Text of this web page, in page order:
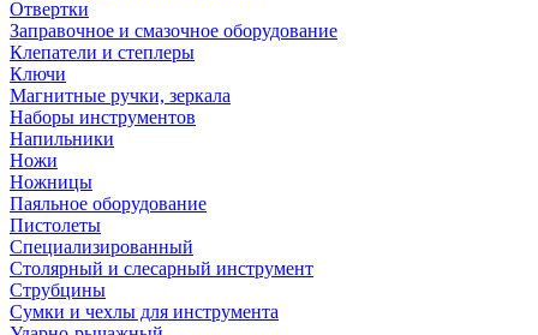
Отвертки
Заправочное и смазочное оборудование
Клепатели и степлеры
Ключи
Магнитные ручки, зеркала
Наборы инструментов
Напильники
Ножи
Ножницы
Паяльное оборудование
Пистолеты
Специализированный
Столярный и слесарный инструмент
Струбцины
Сумки и чехлы для инструмента